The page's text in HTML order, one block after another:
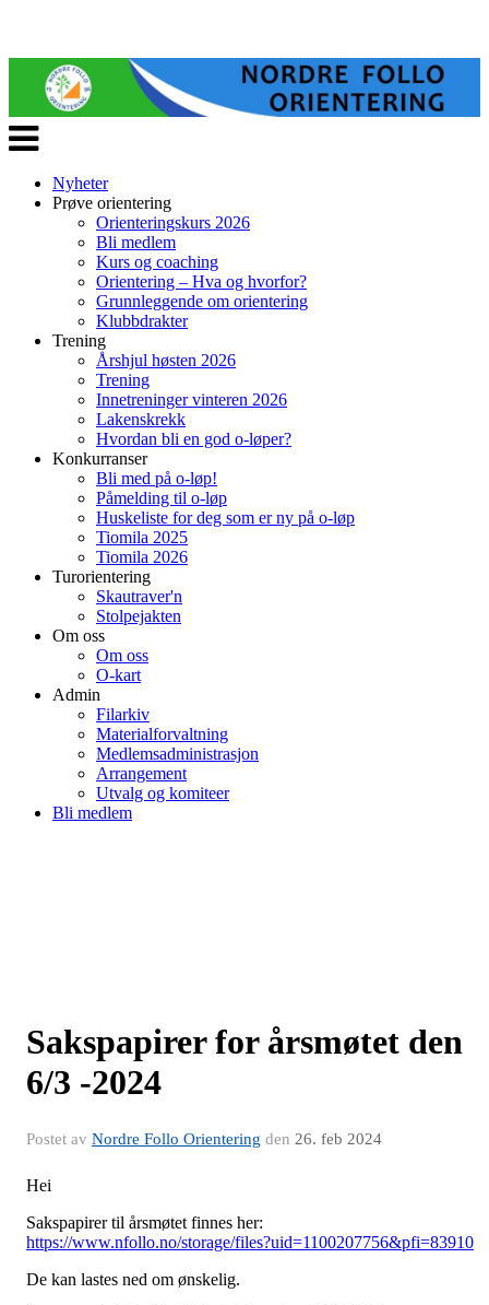
Veksle
navigasjon
Nyheter
Prøve orientering
Orienteringskurs 2026
Bli medlem
Kurs og coaching
Orientering – Hva og hvorfor?
Grunnleggende om orientering
Klubbdrakter
Trening
Årshjul høsten 2026
Trening
Innetreninger vinteren 2026
Lakenskrekk
Hvordan bli en god o-løper?
Konkurranser
Bli med på o-løp!
Påmelding til o-løp
Huskeliste for deg som er ny på o-løp
Tiomila 2025
Tiomila 2026
Turorientering
Skautraver'n
Stolpejakten
Om oss
Om oss
O-kart
Admin
Filarkiv
Materialforvaltning
Medlemsadministrasjon
Arrangement
Utvalg og komiteer
Bli medlem
Sakspapirer for årsmøtet den
6/3 -2024
Postet av Nordre Follo Orientering den 26. feb 2024
Hei
Sakspapirer til årsmøtet finnes her:
https://www.nfollo.no/storage/files?uid=1100207756&pfi=83910
De kan lastes ned om ønskelig.